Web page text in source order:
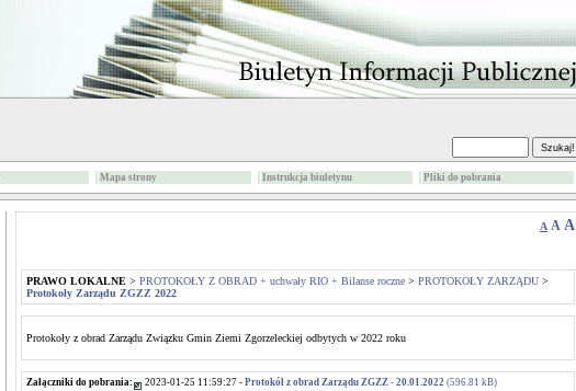
Mapa strony Instrukcja biuletynu Pliki do pobrania
A A A
PRAWO LOKALNE > PROTOKOŁY Z OBRAD + uchwały RIO + Bilanse roczne > PROTOKOŁY ZARZĄDU >
Protokoły Zarządu ZGZZ 2022
Protokoły z obrad Zarządu Związku Gmin Ziemi Zgorzeleckiej odbytych w 2022 roku
Załączniki do pobrania: 2023-01-25 11:59:27 - Protokół z obrad Zarządu ZGZZ - 20.01.2022 (596.81 kB)